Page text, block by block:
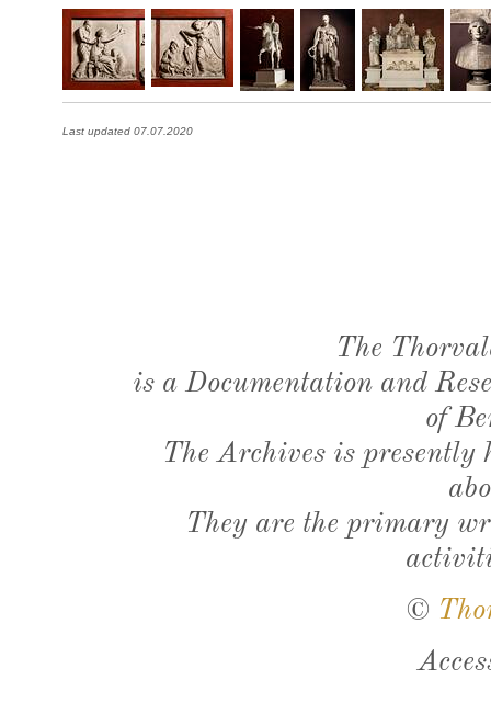
Last updated 07.07.2020
The
is a Documentation and
of
The Archives is presently
They are the primary
©